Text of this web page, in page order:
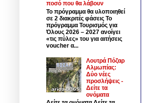
ποσό που θα λάβουν
Το πρόγραμμα θα υλοποιηθεί
σε 2 διακριτές φάσεις Το
πρόγραμμα Τουρισμός για
Όλους 2026 – 2027 ανοίγει
«τις πύλες» του για αιτήσεις
voucher α...
Λουτρά Πόζαρ
Αλμωπίας:
Δύο νέες
προσλήψεις -
Δείτε τα
ονόματα